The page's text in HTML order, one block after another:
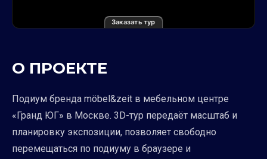
Заказать тур
О ПРОЕКТЕ
Подиум бренда möbel&zeit в мебельном центре
«Гранд ЮГ» в Москве. 3D-тур передаёт масштаб и
планировку экспозиции, позволяет свободно
перемещаться по подиуму в браузере и